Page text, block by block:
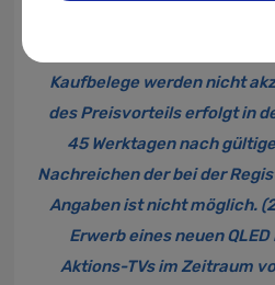
Kaufbelege werden nicht
des Preisvorteils erfolgt in
45 Werktagen nach
Nachreichen der bei der
Angaben ist nicht möglich.
Erwerb eines neuen
Aktions-TVs im Zeitraum